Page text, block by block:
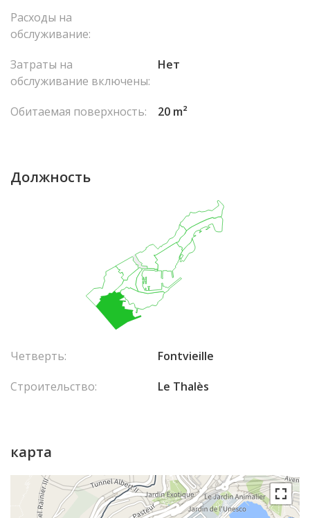
Расходы на
обслуживание:
Затраты на
обслуживание включены:
Нет
Обитаемая поверхность: 20 m²
Должность
Четверть:
Fontvieille
Строительство:
Le Thalès
карта